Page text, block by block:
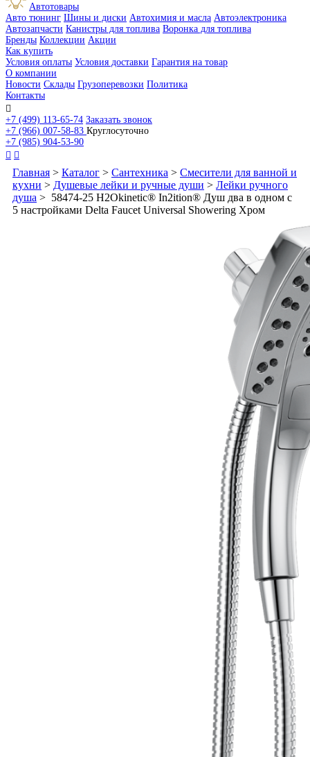
Автотовары
Авто тюнинг Шины и диски Автохимия и масла Автоэлектроника
Автозапчасти Канистры для топлива Воронка для топлива
Бренды Коллекции Акции
Как купить
Условия оплаты Условия доставки Гарантия на товар
О компании
Новости Склады Грузоперевозки Политика
Контакты

+7 (499) 113-65-74 Заказать звонок
+7 (966) 007-58-83 Круглосуточно
+7 (985) 904-53-90
 
Главная > Каталог > Сантехника > Смесители для ванной и
кухни > Душевые лейки и ручные души > Лейки ручного
душа > 58474-25 H2Okinetic® In2ition® Душ два в одном с
5 настройками Delta Faucet Universal Showering Хром